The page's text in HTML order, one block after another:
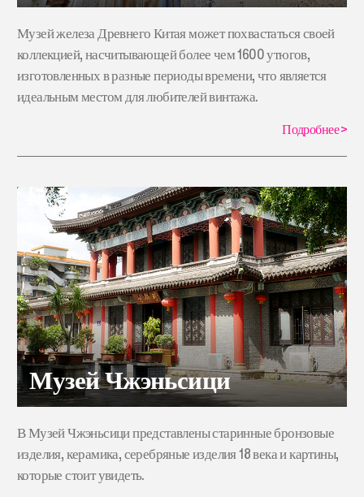
Музей железа Древнего Китая может похвастаться своей
коллекцией, насчитывающей более чем 1600 утюгов,
изготовленных в разные периоды времени, что является
идеальным местом для любителей винтажа.
Подробнее>
Музей Чжэньсици
В Музей Чжэньсици представлены старинные бронзовые
изделия, керамика, серебряные изделия 18 века и картины,
которые стоит увидеть.